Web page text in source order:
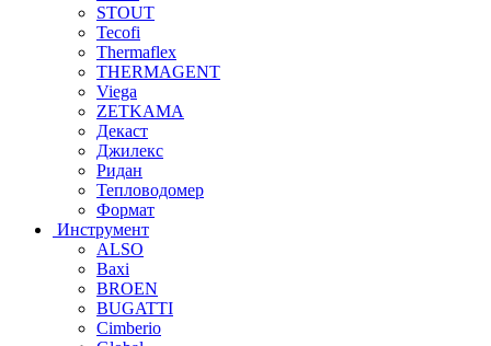
STOUT
Tecofi
Thermaflex
THERMAGENT
Viega
ZETKAMA
Декаст
Джилекс
Ридан
Тепловодомер
Формат
Инструмент
ALSO
Baxi
BROEN
BUGATTI
Cimberio